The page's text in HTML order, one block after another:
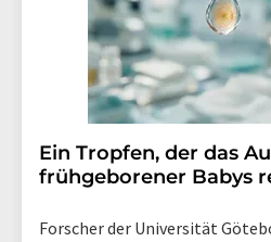
Ein Tropfen, der das
frühgeborener Babys
Forscher der Universität